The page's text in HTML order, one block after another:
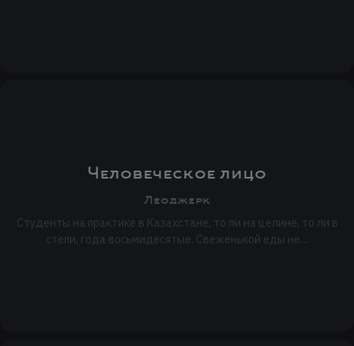
Человеческое лицо
Леоджерк
Студенты на практике в Казахстане, то ли на целине, то ли в
степи, года восьмидесятые. Свеженькой еды не…